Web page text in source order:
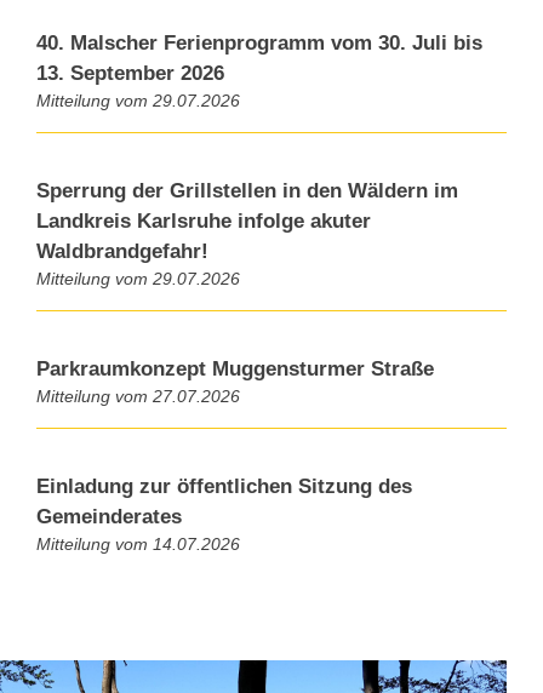
29.07.2026
40. Malscher Ferienprogramm vom 30. Juli bis
13. September 2026
29.07.2026
Sperrung der Grillstellen in den Wäldern im
Landkreis Karlsruhe infolge akuter
Waldbrandgefahr!
27.07.2026
Parkraumkonzept Muggensturmer Straße
14.07.2026
Einladung zur öffentlichen Sitzung des
Gemeinderates